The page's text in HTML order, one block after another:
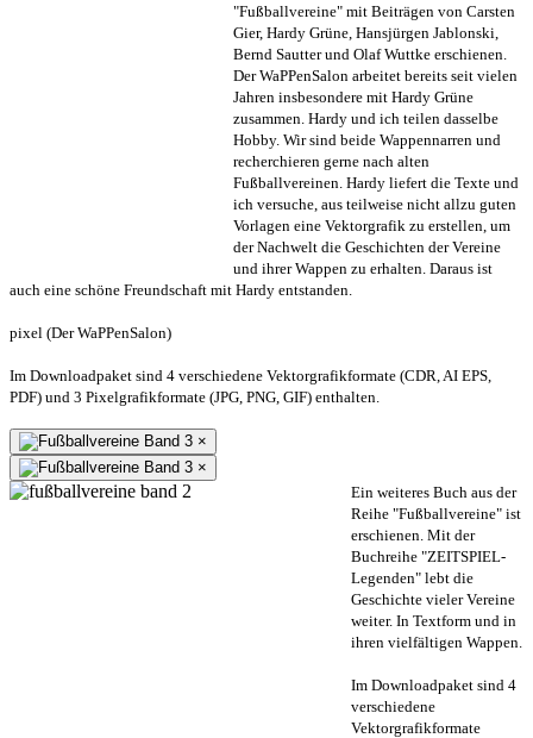
"Fußballvereine" mit Beiträgen von Carsten
Gier, Hardy Grüne, Hansjürgen Jablonski,
Bernd Sautter und Olaf Wuttke erschienen.
Der WaPPenSalon arbeitet bereits seit vielen
Jahren insbesondere mit Hardy Grüne
zusammen. Hardy und ich teilen dasselbe
Hobby. Wir sind beide Wappennarren und
recherchieren gerne nach alten
Fußballvereinen. Hardy liefert die Texte und
ich versuche, aus teilweise nicht allzu guten
Vorlagen eine Vektorgrafik zu erstellen, um
der Nachwelt die Geschichten der Vereine
und ihrer Wappen zu erhalten. Daraus ist
auch eine schöne Freundschaft mit Hardy entstanden.
pixel (Der WaPPenSalon)
Im Downloadpaket sind 4 verschiedene Vektorgrafikformate (CDR, AI EPS,
PDF) und 3 Pixelgrafikformate (JPG, PNG, GIF) enthalten.
×
×
Ein weiteres Buch aus der
Reihe "Fußballvereine" ist
erschienen. Mit der
Buchreihe "ZEITSPIEL-
Legenden" lebt die
Geschichte vieler Vereine
weiter. In Textform und in
ihren vielfältigen Wappen.
Im Downloadpaket sind 4
verschiedene
Vektorgrafikformate